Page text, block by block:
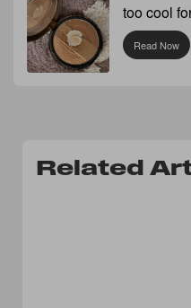
too cool
Read Now
Related